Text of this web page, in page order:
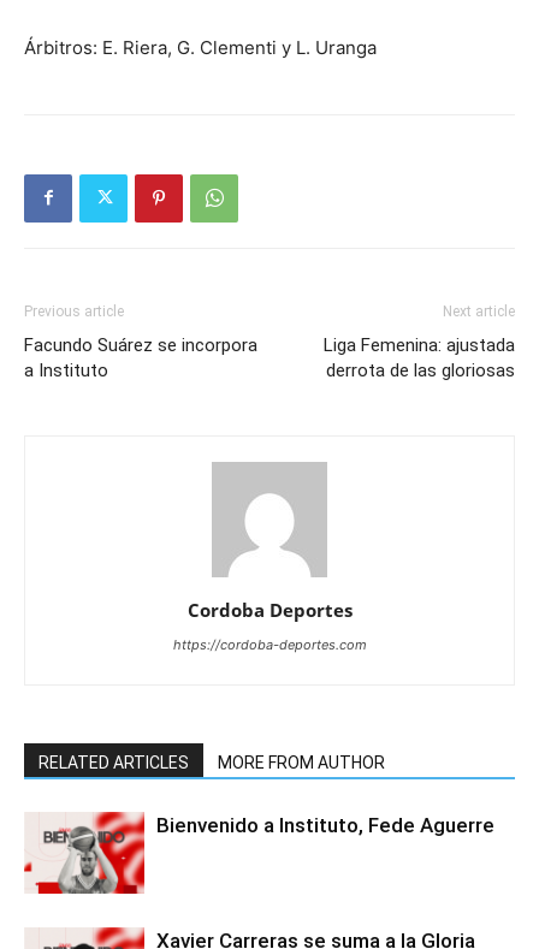
Árbitros: E. Riera, G. Clementi y L. Uranga
Previous article
Facundo Suárez se incorpora
a Instituto
Next article
Liga Femenina: ajustada
derrota de las gloriosas
Cordoba Deportes
https://cordoba-deportes.com
RELATED ARTICLES MORE FROM AUTHOR
Bienvenido a Instituto, Fede Aguerre
Xavier Carreras se suma a la Gloria